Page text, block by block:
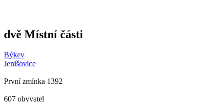
dvě Místní části
Býkev
Jenišovice
První zmínka 1392
607 obyvatel